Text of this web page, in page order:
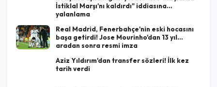
İstiklal Marşı'nı kaldırdı" iddiasına
yalanlama
Real Madrid, Fenerbahçe'nin eski hocasını
başa getirdi! Jose Mourinho'dan 13 yıl
aradan sonra resmi imza
Aziz Yıldırım'dan transfer sözleri! İlk kez
tarih verdi